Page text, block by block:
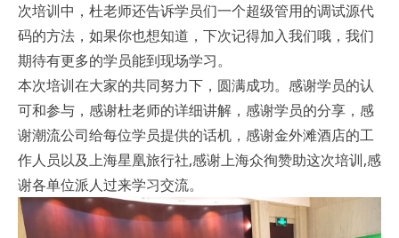
次培训中，杜老师还告诉学员们一个超级管用的调试源代
码的方法，如果你也想知道，下次记得加入我们哦，我们
期待有更多的学员能到现场学习。
本次培训在大家的共同努力下，圆满成功。感谢学员的认
可和参与，感谢杜老师的详细讲解，感谢学员的分享，感
谢潮流公司给每位学员提供的话机，感谢金外滩酒店的工
作人员以及上海星凰旅行社,感谢上海众徇赞助这次培训,感
谢各单位派人过来学习交流。